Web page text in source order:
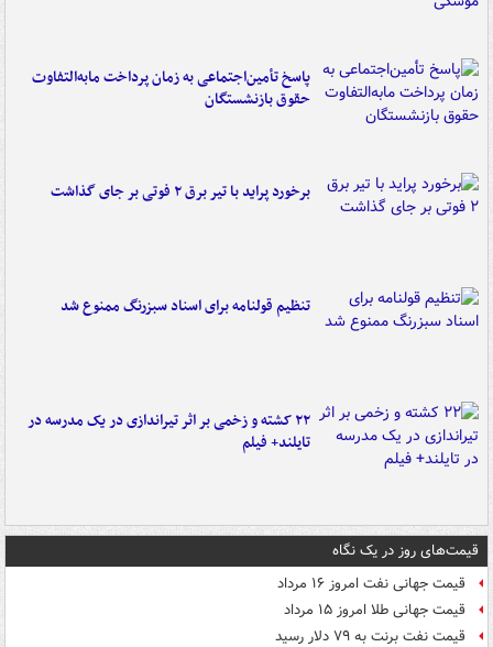
پاسخ تأمین‌اجتماعی به زمان پرداخت مابه‌التفاوت
حقوق بازنشستگان
برخورد پراید با تیر برق ۲ فوتی بر جای گذاشت
تنظیم قولنامه برای اسناد سبزرنگ ممنوع شد
۲۲ کشته و زخمی بر اثر تیراندازی در یک مدرسه در
تایلند+ فیلم
قیمت‌های روز در یک نگاه
قیمت جهانی نفت امروز ۱۶ مرداد
قیمت جهانی طلا امروز ۱۵ مرداد
قیمت نفت برنت به ۷۹ دلار رسید